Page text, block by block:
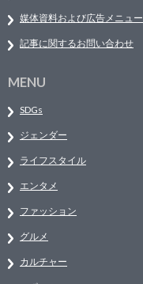
媒体資料および広告メニュー
記事に関するお問い合わせ
MENU
SDGs
ジェンダー
ライフスタイル
エンタメ
ファッション
グルメ
カルチャー